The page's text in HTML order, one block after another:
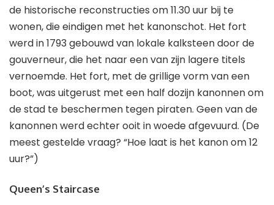
de historische reconstructies om 11.30 uur bij te
wonen, die eindigen met het kanonschot. Het fort
werd in 1793 gebouwd van lokale kalksteen door de
gouverneur, die het naar een van zijn lagere titels
vernoemde. Het fort, met de grillige vorm van een
boot, was uitgerust met een half dozijn kanonnen om
de stad te beschermen tegen piraten. Geen van de
kanonnen werd echter ooit in woede afgevuurd. (De
meest gestelde vraag? “Hoe laat is het kanon om 12
uur?”)
Queen’s Staircase